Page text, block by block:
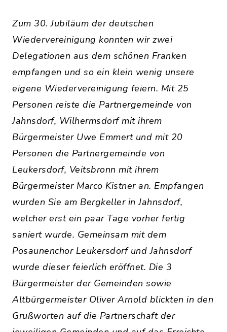
Zum 30. Jubiläum der deutschen
Wiedervereinigung konnten wir zwei
Delegationen aus dem schönen Franken
empfangen und so ein klein wenig unsere
eigene Wiedervereinigung feiern. Mit 25
Personen reiste die Partnergemeinde von
Jahnsdorf, Wilhermsdorf mit ihrem
Bürgermeister Uwe Emmert und mit 20
Personen die Partnergemeinde von
Leukersdorf, Veitsbronn mit ihrem
Bürgermeister Marco Kistner an. Empfangen
wurden Sie am Bergkeller in Jahnsdorf,
welcher erst ein paar Tage vorher fertig
saniert wurde. Gemeinsam mit dem
Posaunenchor Leukersdorf und Jahnsdorf
wurde dieser feierlich eröffnet. Die 3
Bürgermeister der Gemeinden sowie
Altbürgermeister Oliver Arnold blickten in den
Grußworten auf die Partnerschaft der